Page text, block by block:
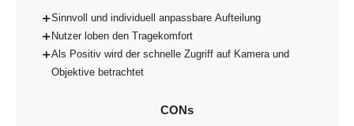
Sinnvoll und individuell anpassbare Aufteilung
Nutzer loben den Tragekomfort
Als Positiv wird der schnelle Zugriff auf Kamera und
Objektive betrachtet
CONs